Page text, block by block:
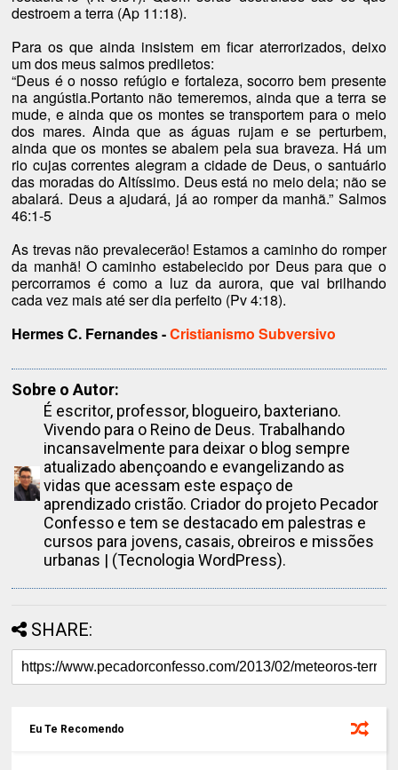
destroem a terra (Ap 11:18).
Para os que ainda insistem em ficar aterrorizados, deixo
um dos meus salmos prediletos:
“Deus é o nosso refúgio e fortaleza, socorro bem presente
na angústia.Portanto não temeremos, ainda que a terra se
mude, e ainda que os montes se transportem para o meio
dos mares. Ainda que as águas rujam e se perturbem,
ainda que os montes se abalem pela sua braveza. Há um
rio cujas correntes alegram a cidade de Deus, o santuário
das moradas do Altíssimo. Deus está no meio dela; não se
abalará. Deus a ajudará, já ao romper da manhã.” Salmos
46:1-5
As trevas não prevalecerão! Estamos a caminho do romper
da manhã! O caminho estabelecido por Deus para que o
percorramos é como a luz da aurora, que vai brilhando
cada vez mais até ser dia perfeito (Pv 4:18).
Hermes C. Fernandes -Cristianismo Subversivo
Sobre o Autor:
É escritor, professor, blogueiro, baxteriano.
Vivendo para o Reino de Deus. Trabalhando
incansavelmente para deixar o blog sempre
atualizado abençoando e evangelizando as
vidas que acessam este espaço de
aprendizado cristão. Criador do projeto Pecador
Confesso e tem se destacado em palestras e
cursos para jovens, casais, obreiros e missões
urbanas | (Tecnologia WordPress).
SHARE:
Eu Te Recomendo